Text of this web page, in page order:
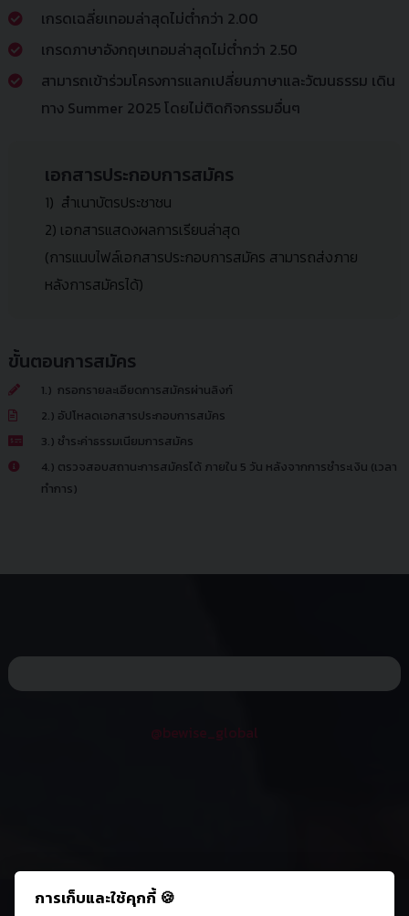
เกรดเฉลี่ยเทอมล่าสุดไม่ต่ำกว่า 2.00
เกรดภาษาอังกฤษเทอมล่าสุดไม่ต่ำกว่า 2.50
สามารถเข้าร่วมโครงการแลกเปลี่ยนภาษาและวัฒนธรรม เดิน
ทาง Summer 2025 โดยไม่ติดกิจกรรมอื่นๆ
เอกสารประกอบการสมัคร
1) สำเนาบัตรประชาชน
2) เอกสารแสดงผลการเรียนล่าสุด
(การแนบไฟล์เอกสารประกอบการสมัคร สามารถส่งภาย
หลังการสมัครได้)
ขั้นตอนการสมัคร
1.) กรอกรายละเอียดการสมัครผ่านลิงก์
2.) อัปโหลดเอกสารประกอบการสมัคร
3.) ชำระค่าธรรมเนียมการสมัคร
4.) ตรวจสอบสถานะการสมัครได้ ภายใน 5 วัน หลังจากการชำระเงิน (เวลา
ทำการ)
@bewise_global
การเก็บและใช้คุกกี้ 🍪